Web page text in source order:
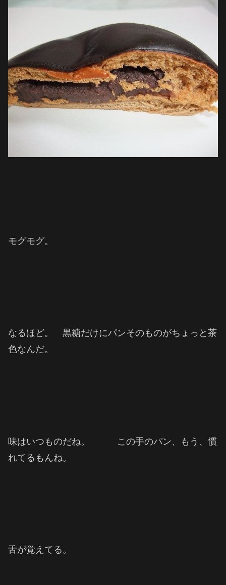
モグモグ。
なるほど。 黒糖だけにパンそのものがちょっと茶
色なんだ。
味はいつものだね。 この手のパン、もう、慣
れてるもんね。
舌が覚えてる。